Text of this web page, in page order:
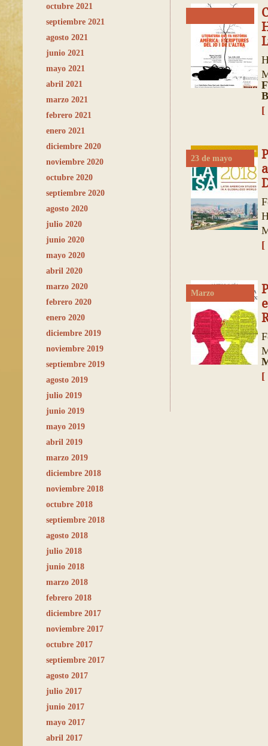
octubre 2021
septiembre 2021
agosto 2021
junio 2021
mayo 2021
abril 2021
marzo 2021
febrero 2021
enero 2021
diciembre 2020
noviembre 2020
octubre 2020
septiembre 2020
agosto 2020
julio 2020
junio 2020
mayo 2020
abril 2020
marzo 2020
febrero 2020
enero 2020
diciembre 2019
noviembre 2019
septiembre 2019
agosto 2019
julio 2019
junio 2019
mayo 2019
abril 2019
marzo 2019
diciembre 2018
noviembre 2018
octubre 2018
septiembre 2018
agosto 2018
julio 2018
junio 2018
marzo 2018
febrero 2018
diciembre 2017
noviembre 2017
octubre 2017
septiembre 2017
agosto 2017
julio 2017
junio 2017
mayo 2017
abril 2017
[
23 de mayo
[
Marzo
[